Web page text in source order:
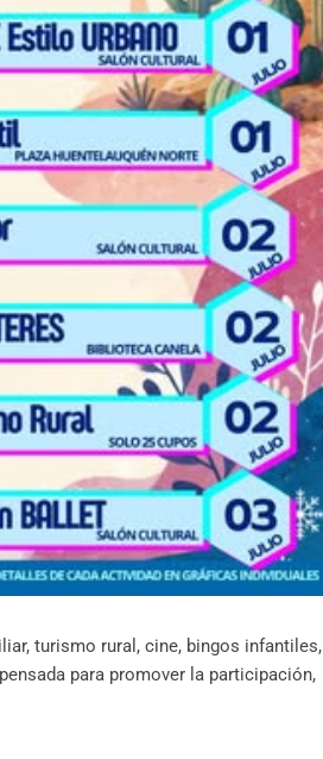
turismo rural, cine, bingos infantiles,
para promover la participación,